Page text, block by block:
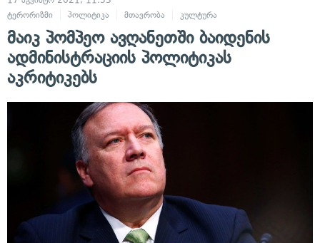
ტერორიზმი
პოლიტიკა მთავრობა კულტურა
მაიკ პომპეო ავღანეთში ბაიდენის
ადმინისტრაციის პოლიტიკას
აკრიტიკებს